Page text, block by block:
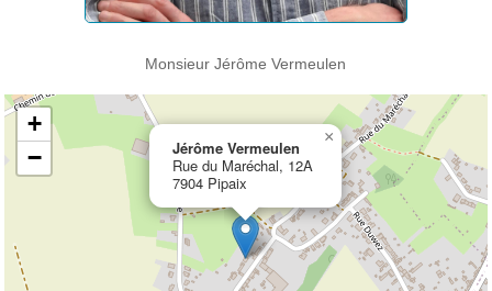
Monsieur Jérôme Vermeulen
Jérôme Vermeulen
Rue du Maréchal, 12A
7904 Pipaix
×
+
−